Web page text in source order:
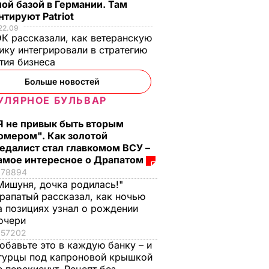
закон
Савченко: На закон
об акцизах на авто не
хватало голосов. Я
спросила: "В чем
проблема?"
с перепугу и нажали
кнопки
ПОЛИТИКА
базой в Германии. Там
Patriot
рассказали, как ветеранскую
интегрировали в стратегию
бизнеса
Больше новостей
БУЛЬВАР
не привык быть вторым
Как золотой
стал главкомом ВСУ –
интересное о Драпатом
78894
дочка родилась!"
рассказал, как ночью
позициях узнал о рождении
57202
это в каждую банку – и
под капроновой крышкой